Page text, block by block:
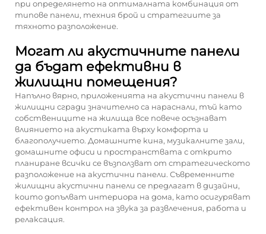
при определянето на оптималната комбинация от
типове панели, техния брой и стратегиите за
тяхното разположение.
Могат ли акустичните панели
да бъдат ефективни в
жилищни помещения?
Напълно вярно, приложенията на акустични панели в
жилищни сгради значително са нараснали, тъй като
собствениците на жилища все повече осъзнават
влиянието на акустиката върху комфорта и
благополучието. Домашните кина, музикалните зали,
домашните офиси и пространствата с открито
планиране всички се възползват от стратегическото
разположение на акустични панели. Съвременните
жилищни акустични панели се предлагат в дизайни,
които допълват интериора на дома, като осигуряват
ефективен контрол на звука за развлечения, работа и
релаксация.